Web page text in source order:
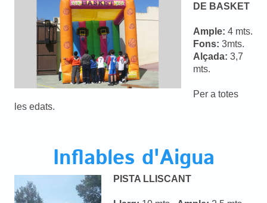
DE BASKET
Ample: 4 mts.
Fons: 3mts.
Alçada: 3,7
mts.
Per a totes
les edats.
Inflables d'Aigua
PISTA LLISCANT